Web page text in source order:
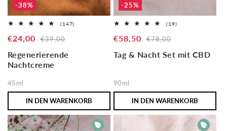
-38%
(147)147
Verkaufspreis
€24,00 Normaler
Preis
€39,00
Regenerierende
Nachtcreme
45ml
IN DEN WARENKORB
-25%
(19)19
Verkaufspreis
€58,50 Normaler
Preis
€78,00
Tag & Nacht Set mit CBD
90ml
IN DEN WARENKORB